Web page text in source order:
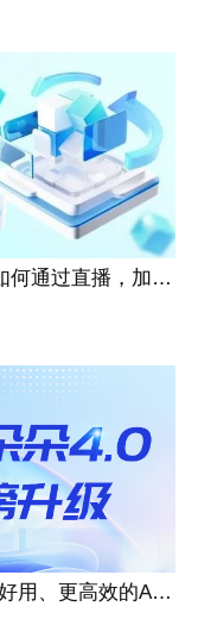
端午、应季节点来临，各行业商家如何通过直播，加码线上营销增长？
花儿朵朵4.0重磅来袭｜更简单、更好用、更高效的AIGC内容创作平台！